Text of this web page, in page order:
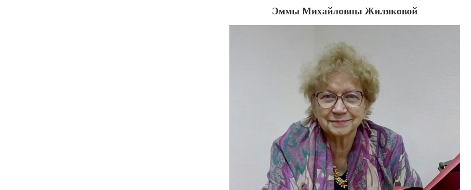
Эммы Михайловны Жиляковой